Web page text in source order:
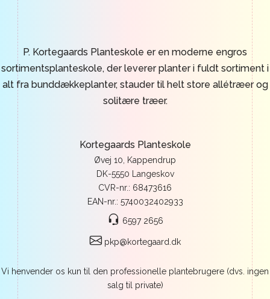
P. Kortegaards Planteskole er en moderne engros
sortimentsplanteskole, der leverer planter i fuldt sortiment i
alt fra bunddækkeplanter, stauder til helt store allétræer og
solitære træer.
Kortegaards Planteskole
Øvej 10, Kappendrup
DK-5550 Langeskov
CVR-nr.: 68473616
EAN-nr.: 5740032402933
6597 2656
pkp@kortegaard.dk
Vi henvender os kun til den professionelle plantebrugere (dvs. ingen
salg til private)